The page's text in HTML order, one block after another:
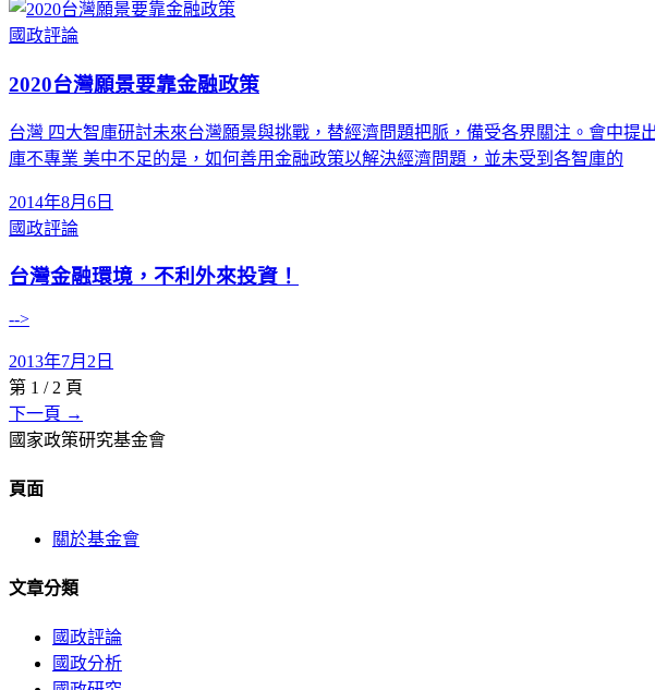
國政評論
2020台灣願景要靠金融政策
台灣 四大智庫研討未來台灣願景與挑戰，替經濟問題把脈，備受各界關注。會中
庫不專業 美中不足的是，如何善用金融政策以解決經濟問題，並未受到各智庫的
2014年8月6日
國政評論
台灣金融環境，不利外來投資！
-->
2013年7月2日
第 1 / 2 頁
下一頁 →
國家政策研究基金會
頁面
關於基金會
文章分類
國政評論
國政分析